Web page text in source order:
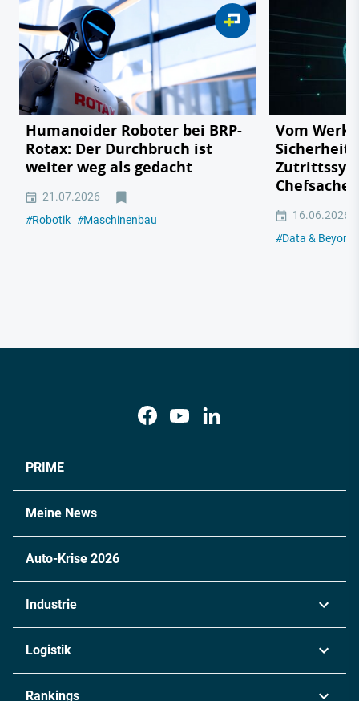
Humanoider Roboter bei BRP-
Rotax: Der Durchbruch ist
weiter weg als gedacht
21.07.2026
#Robotik #Maschinenbau
Vom
Chefsache
16.06.2026
#Data & Beyond
PRIME
Meine News
Auto-Krise 2026
Industrie
Logistik
Rankings